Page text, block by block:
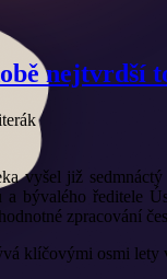
nejtvrdší
vyšel již
a bývalého ředitele
zpracování
klíčovými osmi lety